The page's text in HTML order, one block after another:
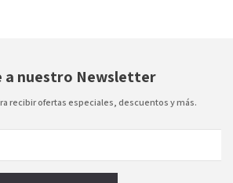
a nuestro Newsletter
recibir ofertas especiales, descuentos y más.